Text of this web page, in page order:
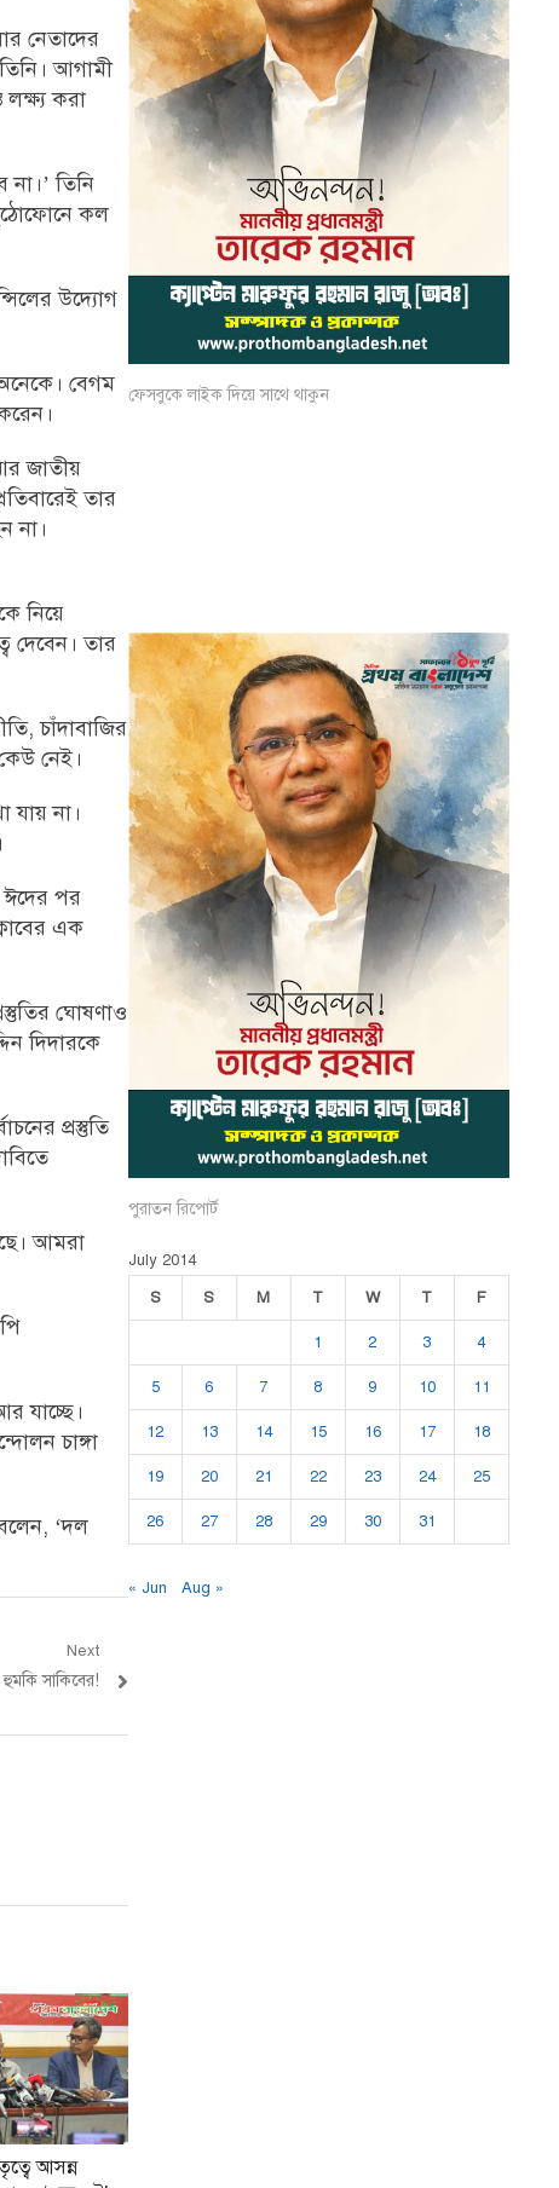
নেতাদের
আগামী
লক্ষ্য করা
তিনি
কল
উদ্যোগ
বেগম
জাতীয়
তার
না।
নিয়ে
দেবেন। তার
চাঁদাবাজির
নেই।
যায় না।
ঈদের পর
এক
ঘোষণাও
দিদারকে
প্রস্তুতি
আমরা
যাচ্ছে।
চাঙ্গা
‘দল
Next
সাকিবের!
আসন্ন
ফেসবুকে লাইক দিয়ে সাথে থাকুন
পুরাতন রিপোর্ট
July 2014
S
S M T W T F
1 2 3 4
5 6 7 8 9 10 11
12 13 14 15 16 17 18
19 20 21 22 23 24 25
26 27 28 29 30 31
« Jun Aug »